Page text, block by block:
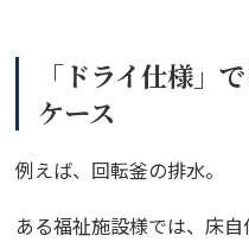
「ドライ仕様」
ケース
例えば、回転釜の排水。
ある福祉施設様では、床